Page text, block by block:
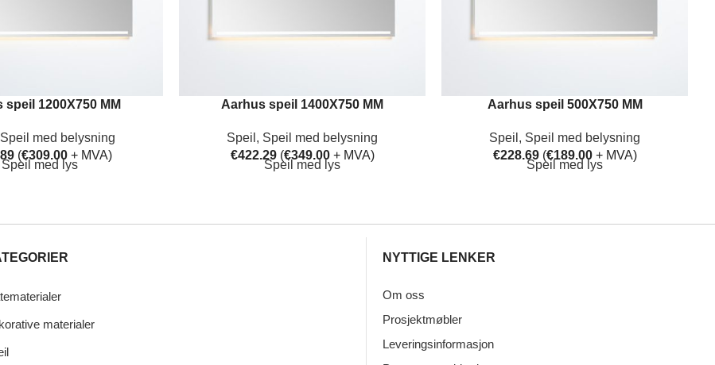
speil 1200X750 MM
Speil med belysning
(€309.00+ MVA)
Speil med lys
Aarhus speil 1400X750 MM
Speil , Speil med belysning
€422.29 (€349.00+ MVA)
Speil med lys
Aarhus speil 500X750 MM
Speil , Speil med belysning
€228.69 (€189.00+ MVA)
Speil med lys
materialer
NYTTIGE LENKER
Om oss
Prosjektmøbler
Leveringsinformasjon